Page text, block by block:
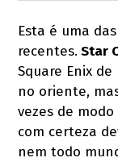
Esta é uma
recentes. Star
Square Enix
no oriente,
vezes de
com certeza
nem todo